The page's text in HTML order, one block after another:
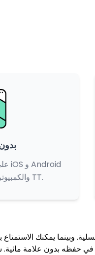
والكمبيوتر الشخصي بدون شعار TT.